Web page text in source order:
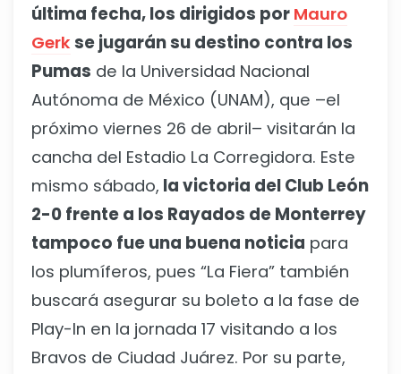
última fecha, los dirigidos por Mauro
Gerk se jugarán su destino contra los
Pumas de la Universidad Nacional
Autónoma de México (UNAM), que –el
próximo viernes 26 de abril– visitarán la
cancha del Estadio La Corregidora. Este
mismo sábado, la victoria del Club León
2-0 frente a los Rayados de Monterrey
tampoco fue una buena noticia para
los plumíferos, pues “La Fiera” también
buscará asegurar su boleto a la fase de
Play-In en la jornada 17 visitando a los
Bravos de Ciudad Juárez. Por su parte,